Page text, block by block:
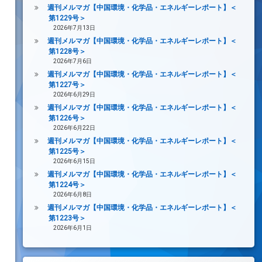
週刊メルマガ【中国環境・化学品・エネルギーレポート】＜
第1229号＞
2026年7月13日
週刊メルマガ【中国環境・化学品・エネルギーレポート】＜
第1228号＞
2026年7月6日
週刊メルマガ【中国環境・化学品・エネルギーレポート】＜
第1227号＞
2026年6月29日
週刊メルマガ【中国環境・化学品・エネルギーレポート】＜
第1226号＞
2026年6月22日
週刊メルマガ【中国環境・化学品・エネルギーレポート】＜
第1225号＞
2026年6月15日
週刊メルマガ【中国環境・化学品・エネルギーレポート】＜
第1224号＞
2026年6月8日
週刊メルマガ【中国環境・化学品・エネルギーレポート】＜
第1223号＞
2026年6月1日